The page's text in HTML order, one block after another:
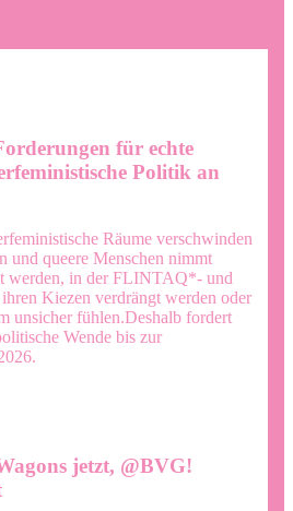
für echte
Politik an
Räume verschwinden
und queere Menschen nimmt
werden, in der FLINTAQ*- und
Kiezen verdrängt werden oder
unsicher fühlen.Deshalb fordert
Wende bis zur
jetzt, @BVG!